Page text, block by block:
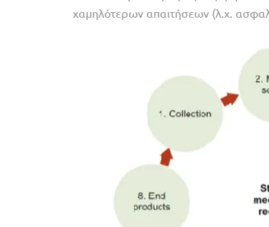
χαμηλότερων απαιτήσεων (λ.χ.